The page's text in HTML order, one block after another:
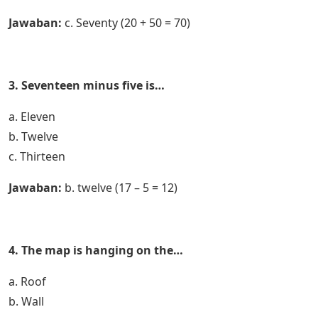
Jawaban: c. Seventy (20 + 50 = 70)
3. Seventeen minus five is…
a. Eleven
b. Twelve
c. Thirteen
Jawaban: b. twelve (17 – 5 = 12)
4. The map is hanging on the…
a. Roof
b. Wall